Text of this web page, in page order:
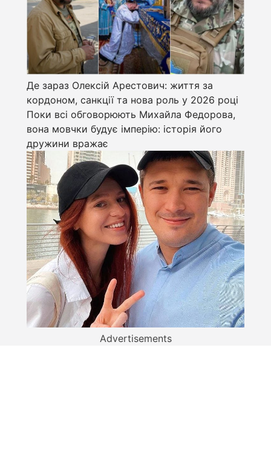
Де зараз Олексій Арестович: життя за
кордоном, санкції та нова роль у 2026 році
Поки всі обговорюють Михайла Федорова,
вона мовчки будує імперію: історія його
дружини вражає
Advertisements